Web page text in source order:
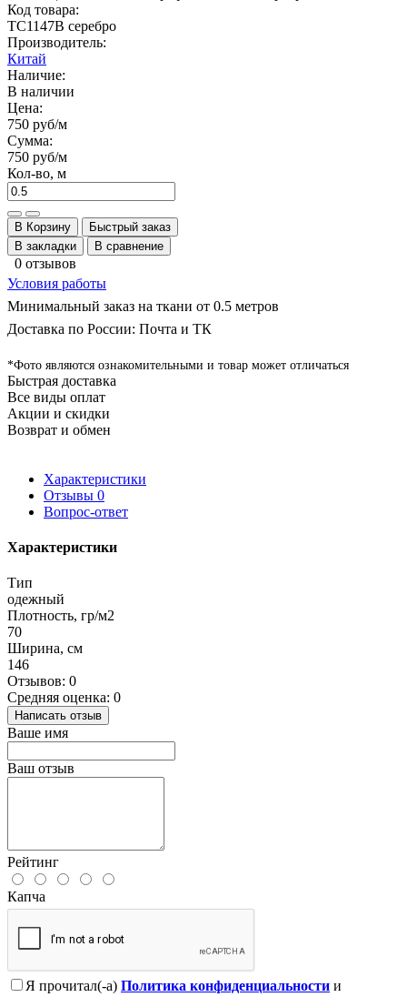
Код товара:
TC1147B серебро
Производитель:
Китай
Наличие:
В наличии
Цена:
750 руб/м
Сумма:
750 руб/м
Кол-во, м
В Корзину
Быстрый заказ
В закладки
В сравнение
0 отзывов
Условия работы
Минимальный заказ на ткани от 0.5 метров
Доставка по России: Почта и ТК
*Фото являются ознакомительными и товар может отличаться
Быстрая доставка
Все виды оплат
Акции и скидки
Возврат и обмен
Характеристики
Отзывы 0
Вопрос-ответ
Характеристики
Тип
одежный
Плотность, гр/м2
70
Ширина, см
146
Отзывов: 0
Средняя оценка: 0
Написать отзыв
Ваше имя
Ваш отзыв
Рейтинг
Капча
Я прочитал(-а) Политика конфиденциальности и